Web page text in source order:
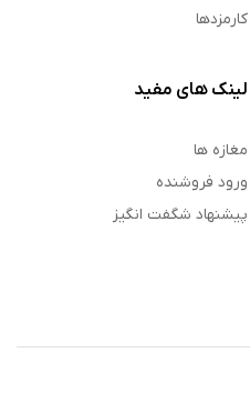
کارمزدها
لینک های مفید
مغازه ها
ورود فروشنده
پیشنهاد شگفت انگیز